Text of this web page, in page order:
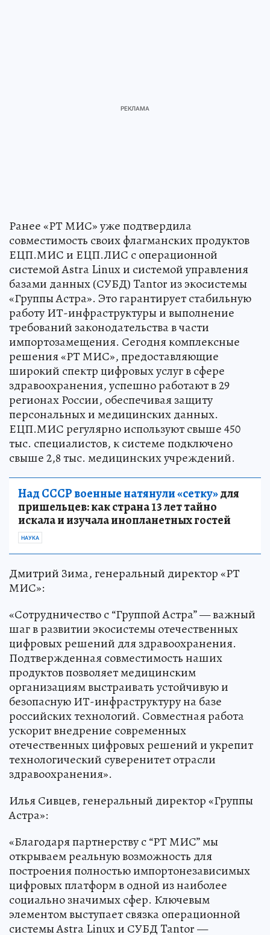
Ранее «РТ МИС» уже подтвердила
совместимость своих флагманских продуктов
ЕЦП.МИС и ЕЦП.ЛИС с операционной
системой Astra Linux и системой управления
базами данных (СУБД) Tantor из экосистемы
«Группы Астра». Это гарантирует стабильную
работу ИТ-инфраструктуры и выполнение
требований законодательства в части
импортозамещения. Сегодня комплексные
решения «РТ МИС», предоставляющие
широкий спектр цифровых услуг в сфере
здравоохранения, успешно работают в 29
регионах России, обеспечивая защиту
персональных и медицинских данных.
ЕЦП.МИС регулярно используют свыше 450
тыс. специалистов, к системе подключено
свыше 2,8 тыс. медицинских учреждений.
Над СССР военные натянули «сетку»для
пришельцев: как страна 13 лет тайно
искала и изучала инопланетных гостей
НАУКА
Дмитрий Зима, генеральный директор «РТ
МИС»:
«Сотрудничество с “Группой Астра” — важный
шаг в развитии экосистемы отечественных
цифровых решений для здравоохранения.
Подтвержденная совместимость наших
продуктов позволяет медицинским
организациям выстраивать устойчивую и
безопасную ИТ-инфраструктуру на базе
российских технологий. Совместная работа
ускорит внедрение современных
отечественных цифровых решений и укрепит
технологический суверенитет отрасли
здравоохранения».
Илья Сивцев, генеральный директор «Группы
Астра»:
«Благодаря партнерству с “РТ МИС” мы
открываем реальную возможность для
построения полностью импортонезависимых
цифровых платформ в одной из наиболее
социально значимых сфер. Ключевым
элементом выступает связка операционной
системы Astra Linux и СУБД Tantor —